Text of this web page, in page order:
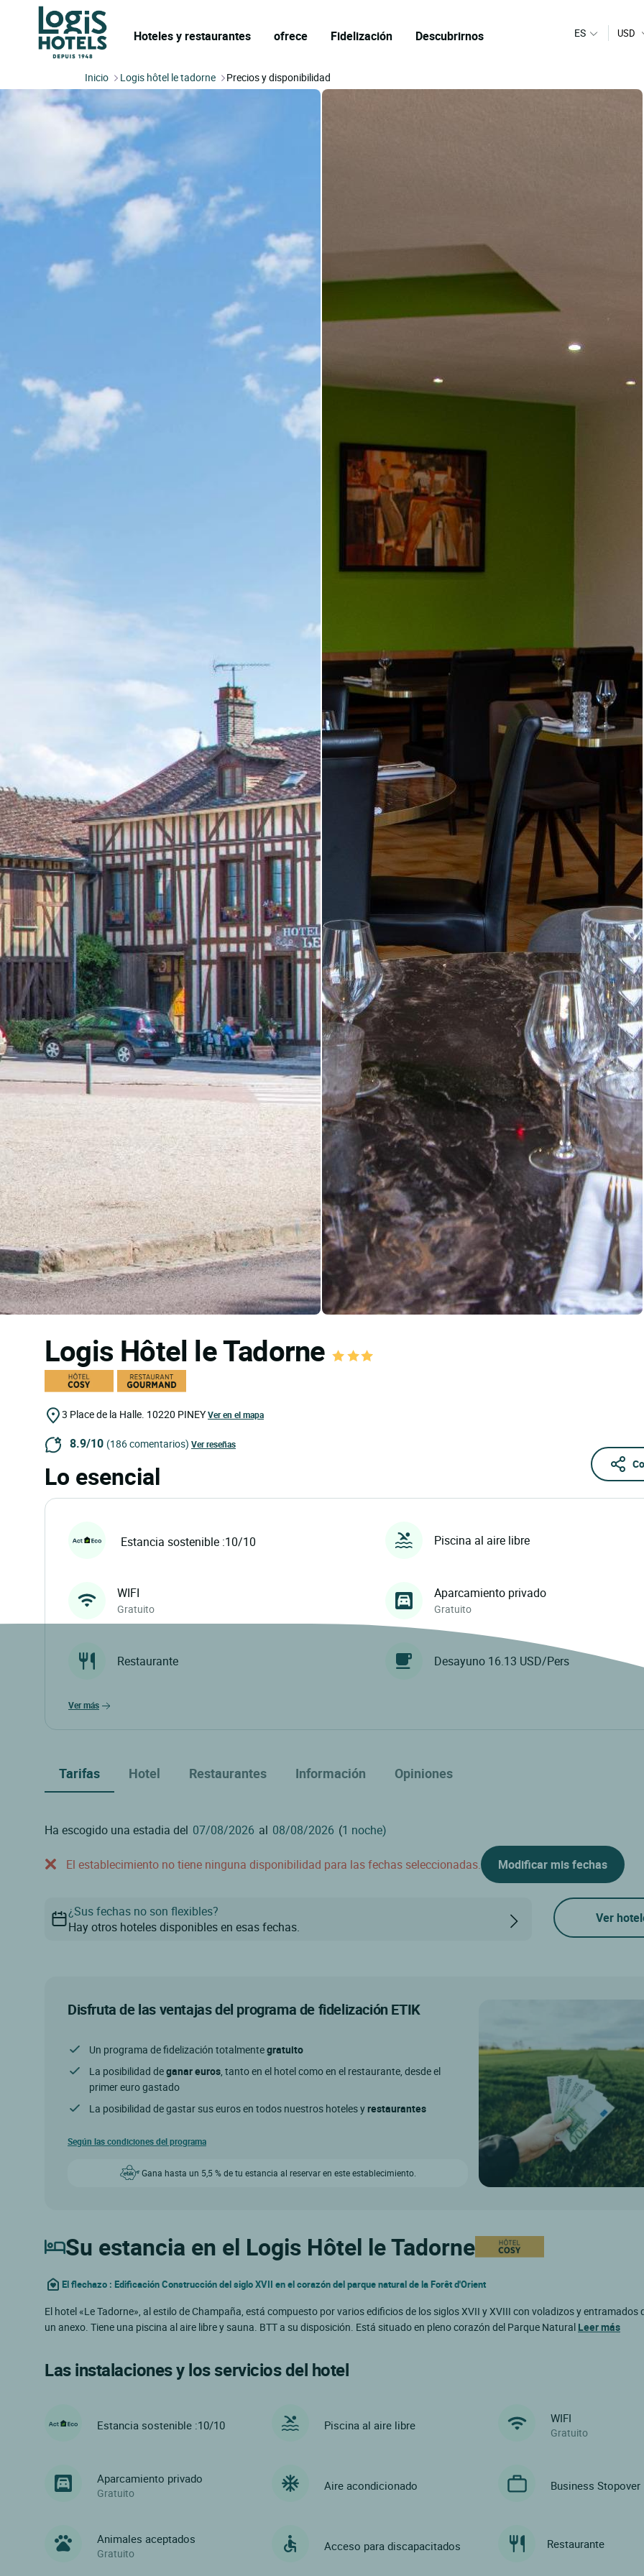
Hoteles y restaurantes ofrece Fidelización Descubrirnos ES USD
Inicio Logis hôtel le tadorne Precios y disponibilidad
Logis Hôtel le Tadorne
3 Place de la Halle. 10220 PINEYVer en el mapa
8.9/10 (186 comentarios) Ver reseñas
Lo esencial
Estancia sostenible :10/10 Piscina al aire libre
WIFI
Gratuito
Aparcamiento privado
Gratuito
Restaurante Desayuno 16.13 USD/Pers
ver más
Tarifas Hotel Restaurantes Información Opiniones
Ha escogido una estadia del al (1 noche)
El establecimiento no tiene ninguna disponibilidad para las fechas seleccionadas. Modificar mis fechas
¿Sus fechas no son flexibles?
Hay otros hoteles disponibles en esas fechas.
Ver
Disfruta de las ventajas del programa de fidelización ETIK
Un programa de fidelización totalmentegratuito
La posibilidad deganar euros , tanto en el hotel como en el restaurante, desde el
primer euro gastado
La posibilidad de gastar sus euros en todos nuestros hoteles yrestaurantes
Según las condiciones del programa
Gana hasta un 5,5 % de tu estancia al reservar en este establecimiento.
Su estancia en el Logis Hôtel le Tadorne
El flechazo : Edificación Construcción del siglo XVII en el corazón del parque natural de la Forêt d'Orient
El hotel «Le Tadorne», al estilo de Champaña, está compuesto por varios edificios de los siglos XVII y XVIII con voladizos y entramados
un anexo. Tiene una piscina al aire libre y sauna. BTT a su disposición. Está situado en pleno corazón del Parque Natural Leer más
Las instalaciones y los servicios del hotel
Estancia sostenible :10/10 Piscina al aire libre WIFI
Gratuito
Aparcamiento privado
Gratuito
Aire acondicionado Business Stopover
Animales aceptados
Gratuito
Acceso para discapacitados Restaurante